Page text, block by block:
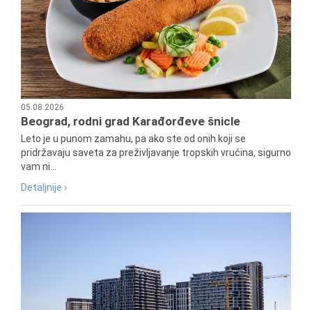
05.08.2026
Beograd, rodni grad Karađorđeve šnicle
Leto je u punom zamahu, pa ako ste od onih koji se
pridržavaju saveta za preživljavanje tropskih vrućina, sigurno
vam ni...
Detaljnije ›